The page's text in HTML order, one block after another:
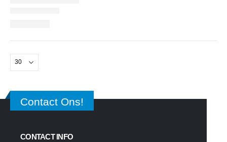
Contact Ons!
CONTACT INFO